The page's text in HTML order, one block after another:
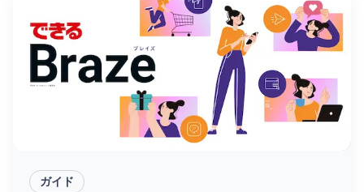
ガイド